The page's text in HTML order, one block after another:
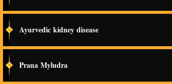
Ayurvedic kidney disease
Prana Myludra